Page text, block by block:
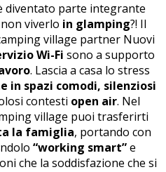
diventato parte integrante
viverlo in glamping?! Il
village partner Nuovi
Wi-Fi sono a supporto
. Lascia a casa lo stress
in spazi comodi, silenziosi
contesti open air. Nel
village puoi trasferirti
la famiglia, portando con
“working smart”e
che la soddisfazione che si